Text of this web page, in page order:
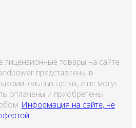
лицензионные товары на сайте
представлены в
целях, и не могут
оплачены и приобретены
Информация на сайте, не